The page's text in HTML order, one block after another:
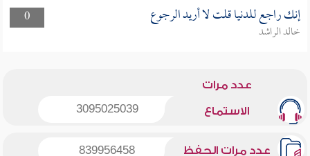
0
إنك راجع للدنيا قلت لا أريد الرجوع
خالد الراشد
عدد مرات
الاستماع 3095025039
عدد مرات الحفظ 839956458